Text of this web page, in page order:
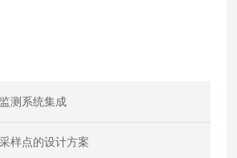
测系统集成
样点的设计方案